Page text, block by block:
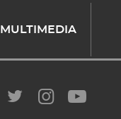
MULTIMEDIA